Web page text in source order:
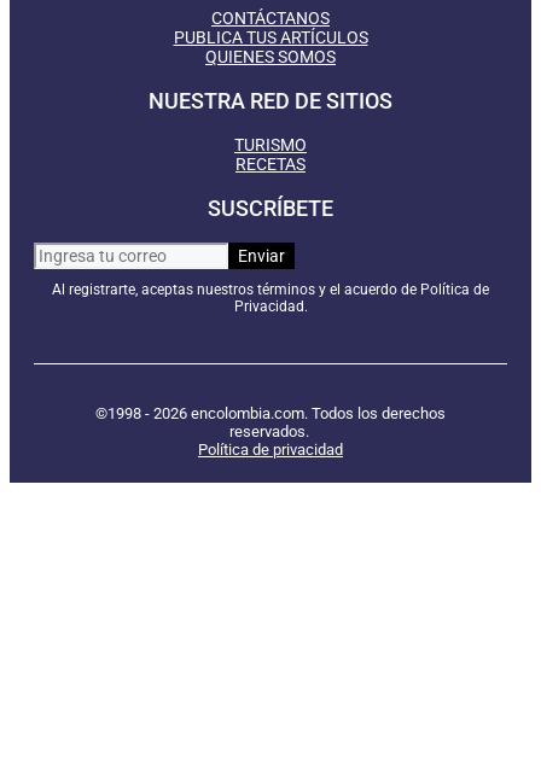
CONTÁCTANOS
PUBLICA TUS ARTÍCULOS
QUIENES SOMOS
NUESTRA RED DE SITIOS
TURISMO
RECETAS
SUSCRÍBETE
Al registrarte, aceptas nuestros términos y el acuerdo de Política de
Privacidad.
©1998 - 2026 encolombia.com. Todos los derechos
reservados.
Política de privacidad